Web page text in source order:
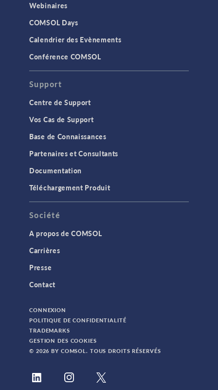
Webinaires
COMSOL Days
Calendrier des Evènements
Conférence COMSOL
Support
Centre de Support
Vos Cas de Support
Base de Connaissances
Partenaires et Consultants
Documentation
Téléchargement Produit
Société
A propos de COMSOL
Carrières
Presse
Contact
CONNEXION
POLITIQUE DE CONFIDENTIALITÉ
TRADEMARKS
GESTION DES COOKIES
© 2026 BY COMSOL. TOUS DROITS RÉSERVÉS